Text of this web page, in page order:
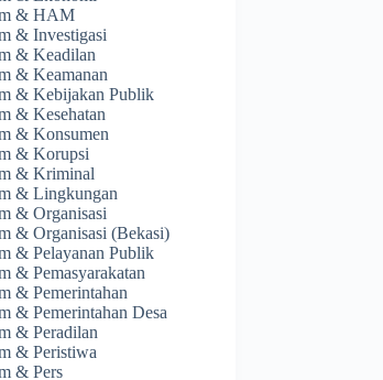
& HAM
& Investigasi
& Keadilan
& Keamanan
& Kebijakan Publik
& Kesehatan
& Konsumen
& Korupsi
& Kriminal
& Lingkungan
& Organisasi
& Organisasi (Bekasi)
& Pelayanan Publik
& Pemasyarakatan
& Pemerintahan
& Pemerintahan Desa
& Peradilan
& Peristiwa
& Pers